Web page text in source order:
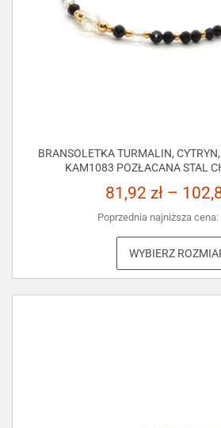
BRANSOLETKA TURMALIN,
KAM1083 POZŁACANA STAL
81,92 zł –
Poprzednia najniższa cena:
WYBIERZ